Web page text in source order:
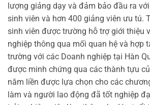
lượng giảng dạy và đảm bảo đầu ra
sinh viên và hơn 400 giảng viên ưu tú.
sinh viên được trường hỗ trợ giới thiệu
nghiệp thông qua mối quan hệ và hợp
trường với các Doanh nghiệp tại Hàn
được minh chứng qua các thành tựu
năm liền được lựa chọn cho các
làm và người lao động đã tốt nghiệp